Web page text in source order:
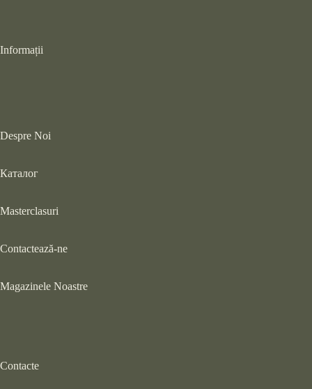
Informații
Despre Noi
Каталог
Masterclasuri
Contactează-ne
Magazinele Noastre
Contacte